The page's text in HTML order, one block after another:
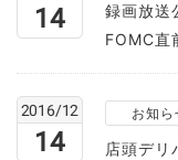
14
録画放送
FOMC直
2016/12
14
お知ら
店頭デリ